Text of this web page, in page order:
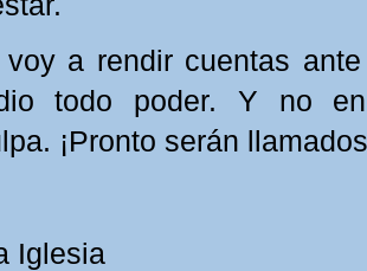
a rendir cuentas
todo poder. Y no
¡Pronto serán
Iglesia